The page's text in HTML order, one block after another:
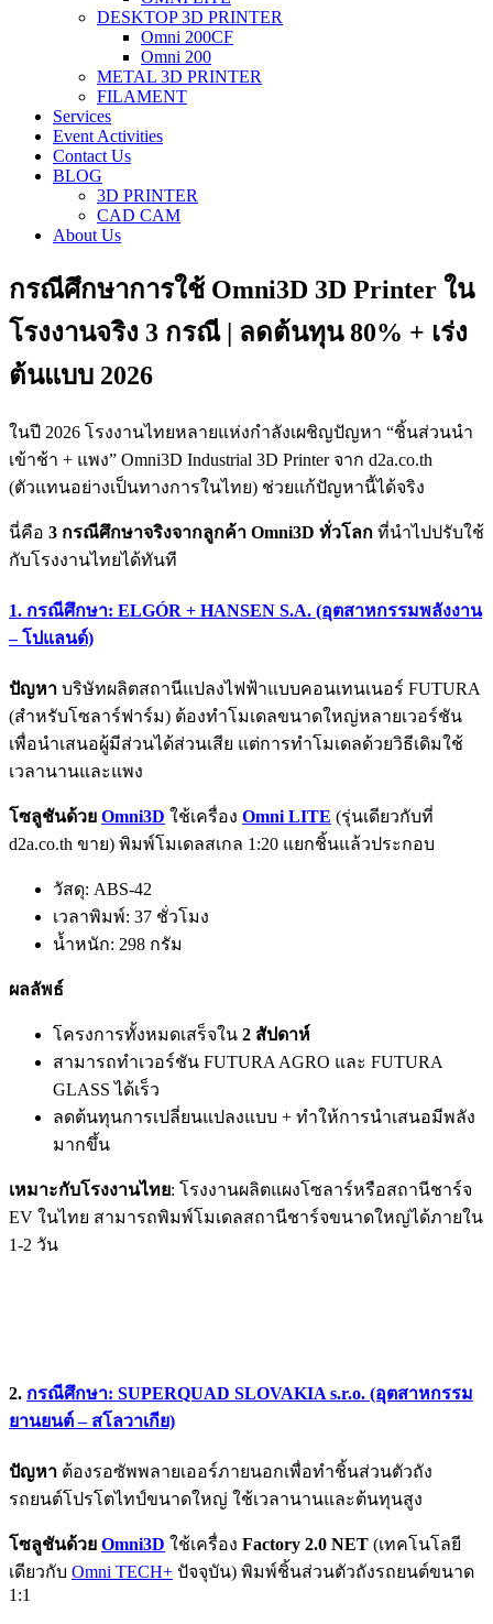
DESKTOP 3D PRINTER
Omni 200CF
Omni 200
METAL 3D PRINTER
FILAMENT
Services
Event Activities
Contact Us
BLOG
3D PRINTER
CAD CAM
About Us
กรณีศึกษาการใช้ Omni3D 3D Printer ใน
โรงงานจริง 3 กรณี | ลดต้นทุน 80% + เร่ง
ต้นแบบ 2026
ในปี 2026 โรงงานไทยหลายแห่งกำลังเผชิญปัญหา “ชิ้นส่วนนำ
เข้าช้า + แพง” Omni3D Industrial 3D Printer จาก d2a.co.th
(ตัวแทนอย่างเป็นทางการในไทย) ช่วยแก้ปัญหานี้ได้จริง
นี่คือ 3 กรณีศึกษาจริงจากลูกค้า Omni3D ทั่วโลก ที่นำไปปรับใช้
กับโรงงานไทยได้ทันที
1. กรณีศึกษา: ELGÓR + HANSEN S.A. (อุตสาหกรรมพลังงาน
– โปแลนด์)
ปัญหา บริษัทผลิตสถานีแปลงไฟฟ้าแบบคอนเทนเนอร์ FUTURA
(สำหรับโซลาร์ฟาร์ม) ต้องทำโมเดลขนาดใหญ่หลายเวอร์ชัน
เพื่อนำเสนอผู้มีส่วนได้ส่วนเสีย แต่การทำโมเดลด้วยวิธีเดิมใช้
เวลานานและแพง
โซลูชันด้วย Omni3D ใช้เครื่อง Omni LITE (รุ่นเดียวกับที่
d2a.co.th ขาย) พิมพ์โมเดลสเกล 1:20 แยกชิ้นแล้วประกอบ
วัสดุ: ABS-42
เวลาพิมพ์: 37 ชั่วโมง
น้ำหนัก: 298 กรัม
ผลลัพธ์
โครงการทั้งหมดเสร็จใน 2 สัปดาห์
สามารถทำเวอร์ชัน FUTURA AGRO และ FUTURA
GLASS ได้เร็ว
ลดต้นทุนการเปลี่ยนแปลงแบบ + ทำให้การนำเสนอมีพลัง
มากขึ้น
เหมาะกับโรงงานไทย: โรงงานผลิตแผงโซลาร์หรือสถานีชาร์จ
EV ในไทย สามารถพิมพ์โมเดลสถานีชาร์จขนาดใหญ่ได้ภายใน
1-2 วัน
2. กรณีศึกษา: SUPERQUAD SLOVAKIA s.r.o. (อุตสาหกรรม
ยานยนต์ – สโลวาเกีย)
ปัญหา ต้องรอซัพพลายเออร์ภายนอกเพื่อทำชิ้นส่วนตัวถัง
รถยนต์โปรโตไทป์ขนาดใหญ่ ใช้เวลานานและต้นทุนสูง
โซลูชันด้วย Omni3D ใช้เครื่อง Factory 2.0 NET (เทคโนโลยี
เดียวกับ Omni TECH+ ปัจจุบัน) พิมพ์ชิ้นส่วนตัวถังรถยนต์ขนาด
1:1